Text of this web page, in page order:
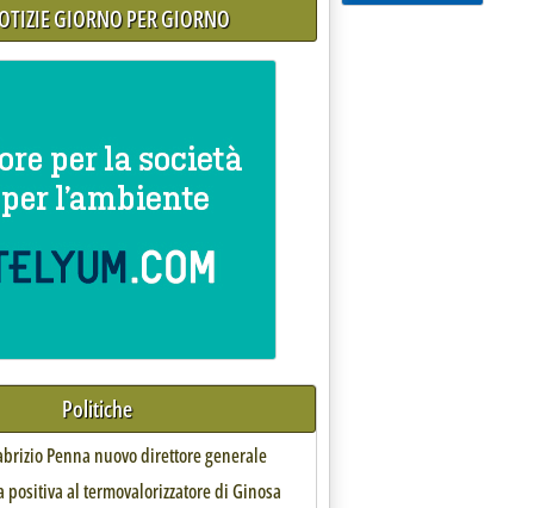
scatta la tariffa puntuale'
GIORNO PER GIORNO
Politiche
Penna nuovo direttore generale
positiva al termovalorizzatore di Ginosa